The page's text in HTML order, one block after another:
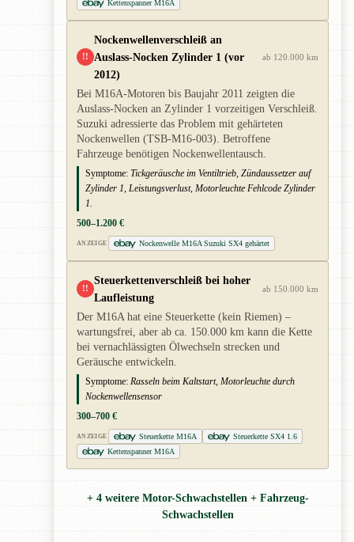
Kettenspanner M16A
!!
Nockenwellenverschleiß an
Auslass-Nocken Zylinder 1 (vor
2012)
ab 120.000 km
Bei M16A-Motoren bis Baujahr 2011 zeigten die
Auslass-Nocken an Zylinder 1 vorzeitigen Verschleiß.
Suzuki adressierte das Problem mit gehärteten
Nockenwellen (TSB-M16-003). Betroffene
Fahrzeuge benötigen Nockenwellentausch.
Symptome: Tickgeräusche im Ventiltrieb, Zündaussetzer auf
Zylinder 1, Leistungsverlust, Motorleuchte Fehlcode Zylinder
1.
500–1.200 €
ANZEIGE Nockenwelle M16A Suzuki SX4 gehärtet
!!
Steuerkettenverschleiß bei hoher
Laufleistung
ab 150.000 km
Der M16A hat eine Steuerkette (kein Riemen) –
wartungsfrei, aber ab ca. 150.000 km kann die Kette
bei vernachlässigten Ölwechseln strecken und
Geräusche entwickeln.
Symptome: Rasseln beim Kaltstart, Motorleuchte durch
Nockenwellensensor
300–700 €
ANZEIGE Steuerkette M16A
Steuerkette SX4 1.6
Kettenspanner M16A
+ 4 weitere Motor-Schwachstellen + Fahrzeug-
Schwachstellen